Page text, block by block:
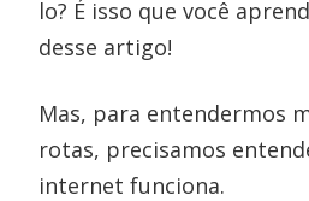
lo? É isso que você
desse artigo!
Mas, para entendermos
rotas, precisamos
internet funciona.